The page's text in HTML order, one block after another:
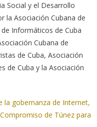
Social y el Desarrollo
la Asociación Cubana de
Informáticos de Cuba
Cubana de
de Cuba, Asociación
de Cuba y la Asociación
gobernanza de Internet,
Compromiso de Túnez para